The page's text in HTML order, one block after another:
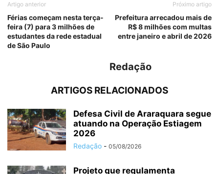
Artigo anterior
Férias começam nesta terça-
feira (7) para 3 milhões de
estudantes da rede estadual
de São Paulo
Próximo artigo
Prefeitura arrecadou mais de
R$ 8 milhões com multas
entre janeiro e abril de 2026
Redação
ARTIGOS RELACIONADOS
Defesa Civil de Araraquara segue
atuando na Operação Estiagem
2026
Redação - 05/08/2026
Projeto que regulamenta